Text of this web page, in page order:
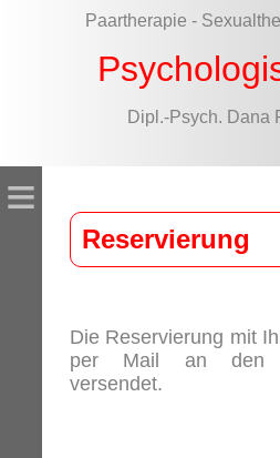
Paartherapie -
Dipl.-Psych. Dana
≡
Reservierung
Die Reservierung mit
per Mail an den
versendet.